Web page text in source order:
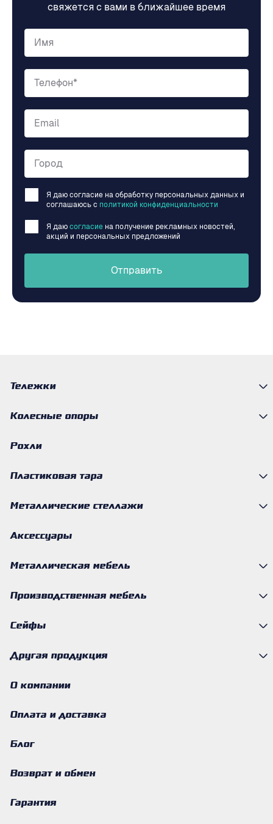
свяжется с вами в ближайшее время
Имя
Телефон*
Email
Город
Я даю согласие на обработку персональных данных и
соглашаюсь c политикой конфиденциальности
Я даю согласие на получение рекламных новостей,
акций и персональных предложений
Отправить
Тележки
Колесные опоры
Рохли
Пластиковая тара
Металлические стеллажи
Аксессуары
Металлическая мебель
Производственная мебель
Сейфы
Другая продукция
О компании
Оплата и доставка
Блог
Возврат и обмен
Гарантия